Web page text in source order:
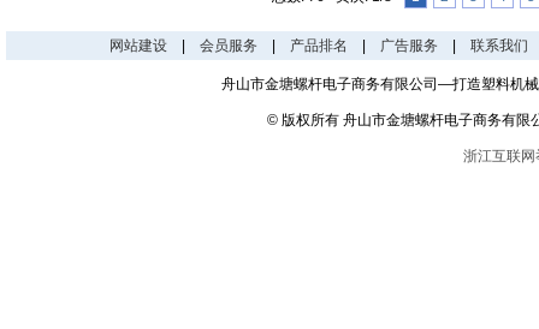
网站建设 会员服务 产品排名 广告服务 联系我们
舟山市金塘螺杆电子商务有限公司—打造塑料机
© 版权所有 舟山市金塘螺杆电子商务有
浙江互联网